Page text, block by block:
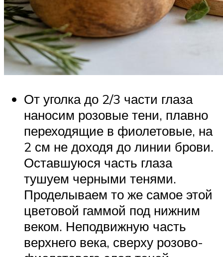
От уголка до 2/3 части глаза
наносим розовые тени, плавно
переходящие в фиолетовые, на
2 см не доходя до линии брови.
Оставшуюся часть глаза
тушуем черными тенями.
Проделываем то же самое этой
цветовой гаммой под нижним
веком. Неподвижную часть
верхнего века, сверху розово-